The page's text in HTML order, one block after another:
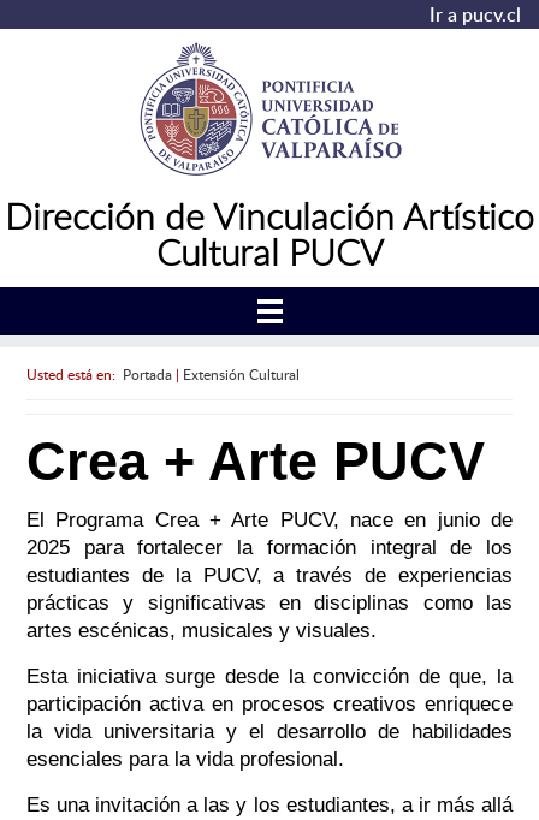
Ir a pucv.cl
Dirección de Vinculación Artístico
Cultural PUCV
Usted está en: Portada| Extensión Cultural
Crea + Arte PUCV
El Programa Crea + Arte PUCV, nace en junio de
2025 para fortalecer la formación integral de los
estudiantes de la PUCV, a través de experiencias
prácticas y significativas en disciplinas como las
artes escénicas, musicales y visuales.
Esta iniciativa surge desde la convicción de que, la
participación activa en procesos creativos enriquece
la vida universitaria y el desarrollo de habilidades
esenciales para la vida profesional.
Es una invitación a las y los estudiantes, a ir más allá